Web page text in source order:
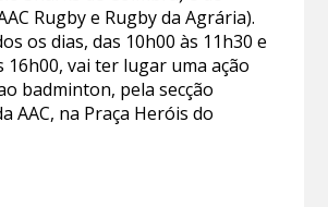
Rugby e Rugby da Agrária).
os dias, das 10h00 às 11h30 e
16h00, vai ter lugar uma ação
badminton, pela secção
AAC, na Praça Heróis do